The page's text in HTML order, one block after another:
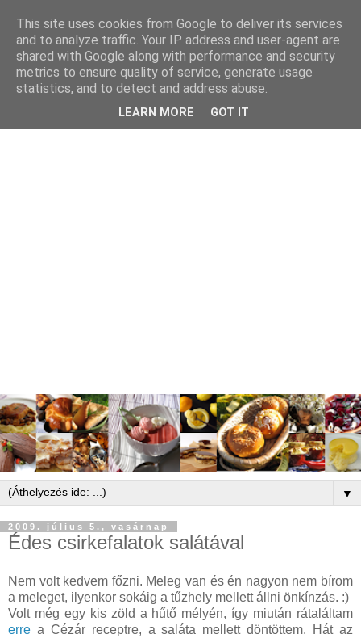
▼
2009. július 5., vasárnap
Édes csirkefalatok salátával
Nem volt kedvem főzni. Meleg van és én nagyon nem bírom
a meleget, ilyenkor sokáig a tűzhely mellett állni önkínzás. :)
Volt még egy kis zöld a hűtő mélyén, így miután rátaláltam
erre a Cézár receptre, a saláta mellett döntöttem. Hát az
This site uses cookies from Google to deliver its services
and to analyze traffic. Your IP address and user-agent are
shared with Google along with performance and security
metrics to ensure quality of service, generate usage
statistics, and to detect and address abuse.
LEARN MORE GOT IT